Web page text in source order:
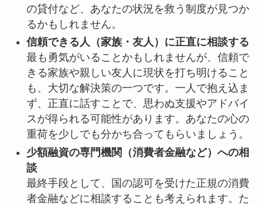
の貸付など、あなたの状況を救う制度が見つか
るかもしれません。
信頼できる人（家族・友人）に正直に相談する
最も勇気がいることかもしれませんが、信頼で
きる家族や親しい友人に現状を打ち明けること
も、大切な解決策の一つです。一人で抱え込ま
ず、正直に話すことで、思わぬ支援やアドバイ
スが得られる可能性があります。あなたの心の
重荷を少しでも分かち合ってもらいましょう。
少額融資の専門機関（消費者金融など）への相
談
最終手段として、国の認可を受けた正規の消費
者金融などに相談することも考えられます。た